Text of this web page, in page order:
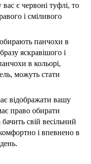
є червоні туфлі, то
і сміливого
панчохи в
яскравішого і
в кольорі,
можуть стати
відображати вашу
право обирати
свій весільний
і впевнено в